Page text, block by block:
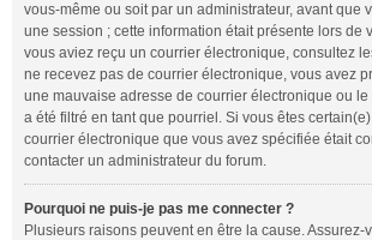
vous-même ou soit par un administrateur, avant que
une session ; cette information était présente lors de
vous aviez reçu un courrier électronique, consultez
ne recevez pas de courrier électronique, vous avez
une mauvaise adresse de courrier électronique ou
a été filtré en tant que pourriel. Si vous êtes
courrier électronique que vous avez spécifiée était
contacter un administrateur du forum.
Pourquoi ne puis-je pas me connecter ?
Plusieurs raisons peuvent en être la cause. Assurez-